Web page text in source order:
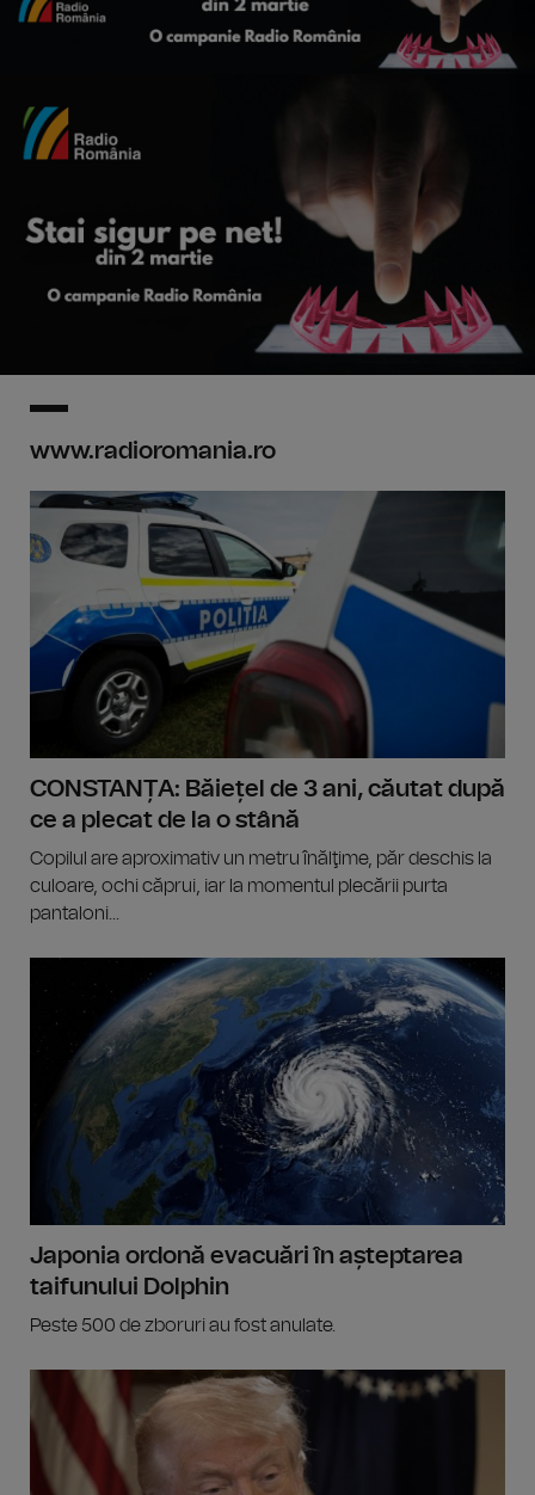
www.radioromania.ro
CONSTANȚA: Băiețel de 3 ani, căutat după
ce a plecat de la o stână
Copilul are aproximativ un metru înălţime, păr deschis la
culoare, ochi căprui, iar la momentul plecării purta
pantaloni...
Japonia ordonă evacuări în așteptarea
taifunului Dolphin
Peste 500 de zboruri au fost anulate.